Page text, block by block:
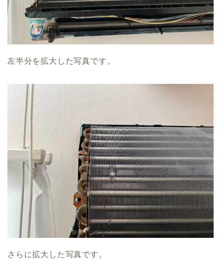
左半分を拡大した写真です。
さらに拡大した写真です。